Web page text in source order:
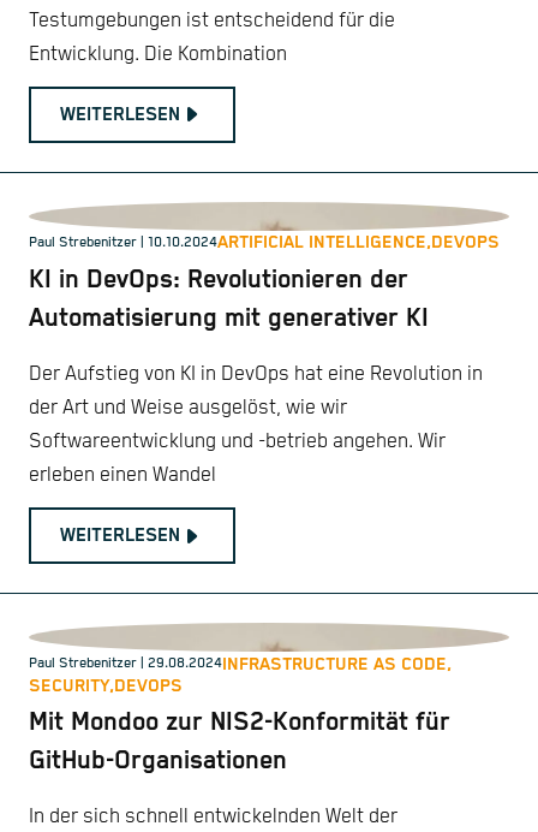
Testumgebungen ist entscheidend für die
Entwicklung. Die Kombination
WEITERLESEN
Paul Strebenitzer | 10.10.2024ARTIFICIAL INTELLIGENCE,DEVOPS
KI in DevOps: Revolutionieren der
Automatisierung mit generativer KI
Der Aufstieg von KI in DevOps hat eine Revolution in
der Art und Weise ausgelöst, wie wir
Softwareentwicklung und -betrieb angehen. Wir
erleben einen Wandel
WEITERLESEN
Paul Strebenitzer | 29.08.2024INFRASTRUCTURE AS CODE,
SECURITY,DEVOPS
Mit Mondoo zur NIS2-Konformität für
GitHub-Organisationen
In der sich schnell entwickelnden Welt der